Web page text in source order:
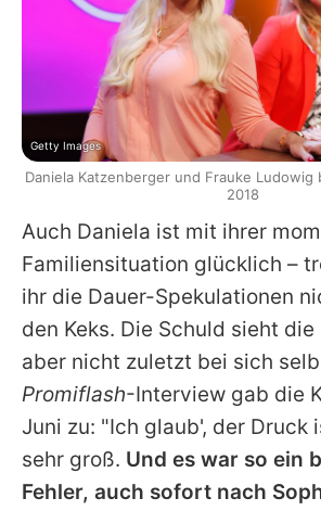
Auch Daniela ist mit ihrer
Familiensituation glücklich –
ihr die Dauer-Spekulationen
den Keks. Die Schuld sieht
aber nicht zuletzt bei sich
Promiflash-Interview gab die
Juni zu: "Ich glaub', der Druck
sehr groß. Und es war so ein
Fehler, auch sofort nach
Getty Images
Daniela Katzenberger und Frauke Ludowig
2018